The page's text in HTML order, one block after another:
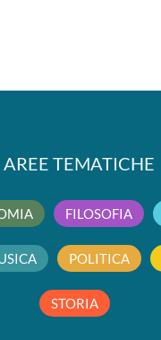
AREE TEMATICHE
FILOSOFIA
POLITICA
STORIA